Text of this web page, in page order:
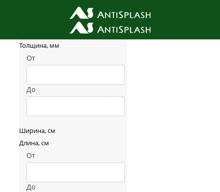
Фильтр товаров
Толщина, мм
От
До
Ширина, см
Длина, см
От
До